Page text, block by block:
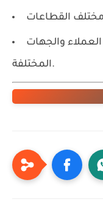
والجهات
المختلفة.